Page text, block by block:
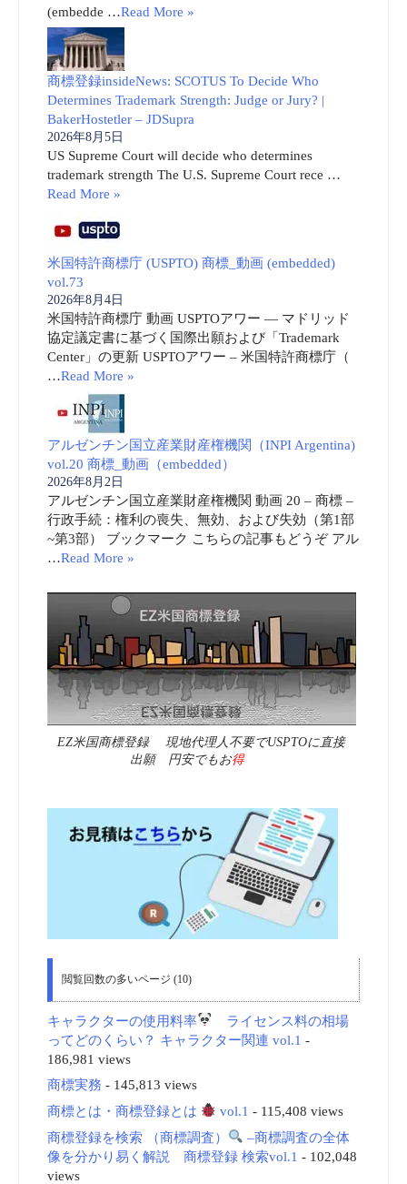
(embedde …Read More »
商標登録insideNews: SCOTUS To Decide Who
Determines Trademark Strength: Judge or Jury? |
BakerHostetler – JDSupra
2026年8月5日
US Supreme Court will decide who determines
trademark strength The U.S. Supreme Court rece …
Read More »
米国特許商標庁 (USPTO) 商標_動画 (embedded)
vol.73
2026年8月4日
米国特許商標庁 動画 USPTOアワー ― マドリッド
協定議定書に基づく国際出願および「Trademark
Center」の更新 USPTOアワー – 米国特許商標庁（
…Read More »
アルゼンチン国立産業財産権機関（INPI Argentina)
vol.20 商標_動画（embedded）
2026年8月2日
アルゼンチン国立産業財産権機関 動画 20 – 商標 –
行政手続：権利の喪失、無効、および失効（第1部
~第3部） ブックマーク こちらの記事もどうぞ アル
…Read More »
EZ米国商標登録 現地代理人不要でUSPTOに直接
出願 円安でもお得
閲覧回数の多いページ (10)
キャラクターの使用料率
ライセンス料の相場
ってどのくらい？ キャラクター関連 vol.1 -
186,981 views
商標実務 - 145,813 views
商標とは・商標登録とは
vol.1 - 115,408 views
商標登録を検索 （商標調査）
–商標調査の全体
像を分かり易く解説 商標登録 検索vol.1 - 102,048
views